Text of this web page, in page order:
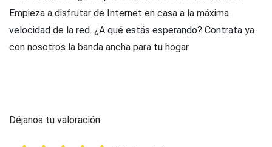
Empieza a disfrutar de Internet en casa a la máxima
velocidad de la red. ¿A qué estás esperando? Contrata ya
con nosotros la banda ancha para tu hogar.
Déjanos tu valoración: